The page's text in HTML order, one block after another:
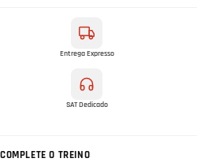
Entrega Expresso
SAT Dedicado
COMPLETE O TREINO